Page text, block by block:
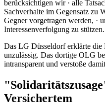
berücksichtigen wir · alle
Sachverhalte im Gegensatz zu
Gegner vorgetragen werden, ·
Interessenverfolgung zu
Das LG Düsseldorferklärte die
unzulässig. Das dortige OLG
intransparent und verstoße
Versichertem